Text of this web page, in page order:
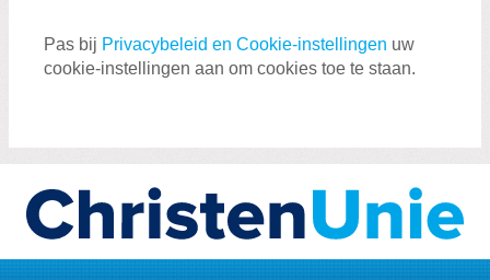
Pas bij Privacybeleid en Cookie-instellingen uw
cookie-instellingen aan om cookies toe te staan.